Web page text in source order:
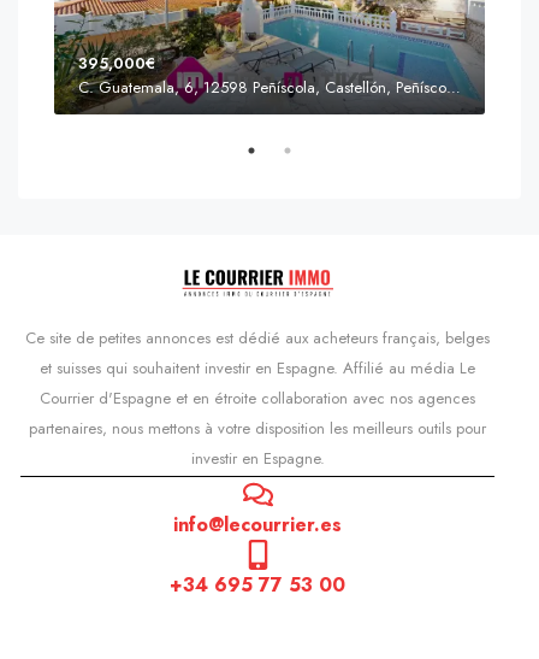
395,000€
C. Guatemala, 6, 12598 Peñíscola, Castellón, Peñíscola, Communauté valencienne
Ce site de petites annonces est dédié aux acheteurs français, belges
et suisses qui souhaitent investir en Espagne. Affilié au média Le
Courrier d'Espagne et en étroite collaboration avec nos agences
partenaires, nous mettons à votre disposition les meilleurs outils pour
investir en Espagne.
info@lecourrier.es
+34 695 77 53 00